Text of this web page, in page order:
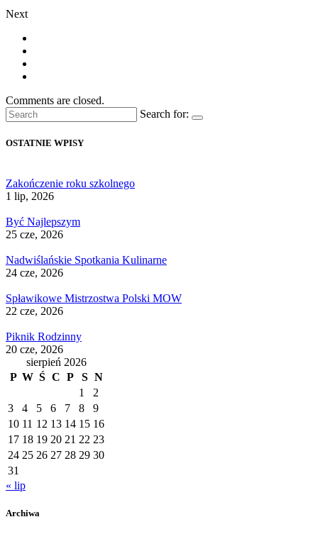
Next
Comments are closed.
Search for:
OSTATNIE WPISY
Zakończenie roku szkolnego
1 lip, 2026
Być Najlepszym
25 cze, 2026
Nadwiślańskie Spotkania Kulinarne
24 cze, 2026
Spławikowe Mistrzostwa Polski MOW
22 cze, 2026
Piknik Rodzinny
20 cze, 2026
sierpień 2026
P W Ś C P S N
1
2
3
4 5 6 7 8
9
10 11 12 13 14 15 16
17 18 19 20 21 22 23
24 25 26 27 28 29 30
31
« lip
Archiwa